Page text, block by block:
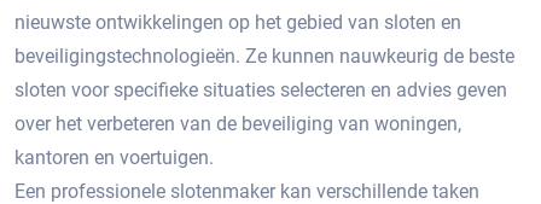
nieuwste ontwikkelingen op het gebied van sloten en
beveiligingstechnologieën.​ Ze kunnen nauwkeurig de beste
sloten voor specifieke situaties selecteren en advies geven
over het verbeteren van de beveiliging van woningen,
kantoren en voertuigen.​
Een professionele slotenmaker kan verschillende taken